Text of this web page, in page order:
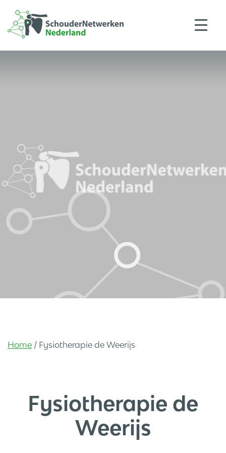
Home / Fysiotherapie de Weerijs
Fysiotherapie de
Weerijs